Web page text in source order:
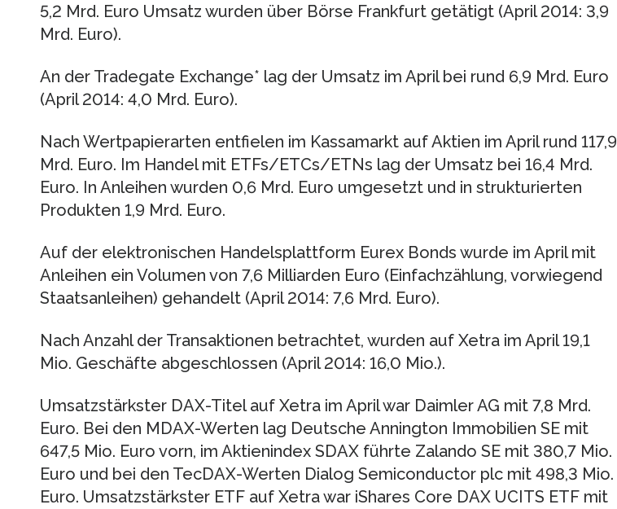
5,2 Mrd. Euro Umsatz wurden über Börse Frankfurt getätigt (April 2014: 3,9
Mrd. Euro).
An der Tradegate Exchange* lag der Umsatz im April bei rund 6,9 Mrd. Euro
(April 2014: 4,0 Mrd. Euro).
Nach Wertpapierarten entfielen im Kassamarkt auf Aktien im April rund 117,9
Mrd. Euro. Im Handel mit ETFs/ETCs/ETNs lag der Umsatz bei 16,4 Mrd.
Euro. In Anleihen wurden 0,6 Mrd. Euro umgesetzt und in strukturierten
Produkten 1,9 Mrd. Euro.
Auf der elektronischen Handelsplattform Eurex Bonds wurde im April mit
Anleihen ein Volumen von 7,6 Milliarden Euro (Einfachzählung, vorwiegend
Staatsanleihen) gehandelt (April 2014: 7,6 Mrd. Euro).
Nach Anzahl der Transaktionen betrachtet, wurden auf Xetra im April 19,1
Mio. Geschäfte abgeschlossen (April 2014: 16,0 Mio.).
Umsatzstärkster DAX-Titel auf Xetra im April war Daimler AG mit 7,8 Mrd.
Euro. Bei den MDAX-Werten lag Deutsche Annington Immobilien SE mit
647,5 Mio. Euro vorn, im Aktienindex SDAX führte Zalando SE mit 380,7 Mio.
Euro und bei den TecDAX-Werten Dialog Semiconductor plc mit 498,3 Mio.
Euro. Umsatzstärkster ETF auf Xetra war iShares Core DAX UCITS ETF mit